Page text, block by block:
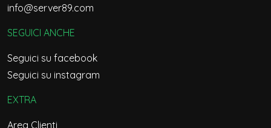
info@server89.com
SEGUICI ANCHE
Seguici su facebook
Seguici su instagram
EXTRA
Area Clienti